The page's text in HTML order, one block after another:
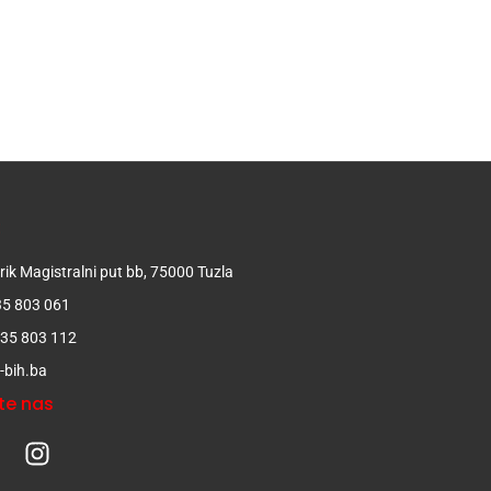
Magistralni put bb, 75000 Tuzla
803 061
803 112
bih.ba
nas